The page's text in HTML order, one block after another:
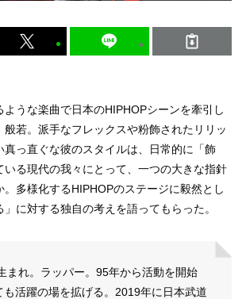
うな楽曲で日本のHIPHOPシーンを牽引し
般若。派手なフレックスや粉飾されたリリッ
真っ直ぐな彼のスタイルは、日常的に「飾
いる現代の我々にとって、一つの大きな指針
。多様化するHIPHOPのステージに毅然とし
に対する独自の考えを語ってもらった。
まれ。ラッパー。95年から活動を開始
も活躍の場を拡げる。2019年に日本武道